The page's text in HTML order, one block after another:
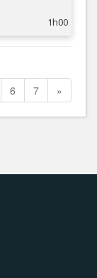
1h00
6 7 »